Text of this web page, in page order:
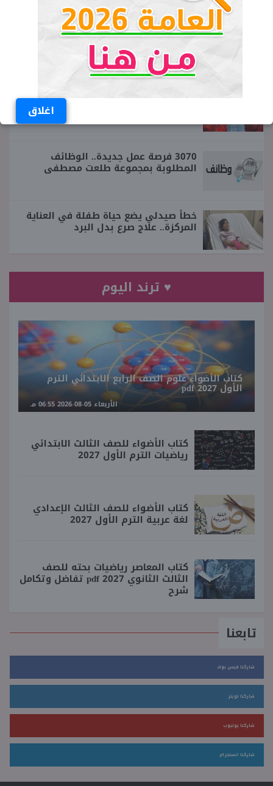
اغلاق
ولادة مفاجئة داخل توك توك.. فريق طبي
ينقذ سيدة ومولودتها في كفر شكر
بالقليوبية
سعر فستان شيرين عبدالوهاب في أول
3070 فرصة عمل جديدة.. الوظائف
المطلوبة بمجموعة طلعت مصطفى
خطأ صيدلي يضع حياة طفلة في العناية
المركزة.. علاج صرع بدل البرد
♥ ترند اليوم
كتاب الأضواء علوم الصف الرابع الابتدائي الترم
الأول 2027 pdf
الأربعاء 05-08-2026 06:55 مـ
كتاب الأضواء للصف الثالث الابتدائي
رياضيات الترم الأول 2027
كتاب الأضواء للصف الثالث الإعدادي
لغة عربية الترم الأول 2027
كتاب المعاصر رياضيات بحته للصف
الثالث الثانوي 2027 pdf تفاضل وتكامل
شرح
تابعنا
شاركنا فيس بوك
شاركنا تويتر
شاركنا يوتيوب
شاركنا انستجرام